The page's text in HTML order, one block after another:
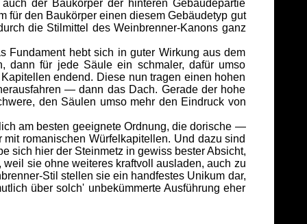
der Baukörper der hinteren Gebäudepartie
für den Baukörper einen diesem Gebäudetyp gut
die Stilmittel des Weinbrenner-Kanons ganz
hebt sich in guter Wirkung aus dem
dann für jede Säule ein schmaler, dafür umso
endend. Diese nun tragen einen hohen
— dann das Dach. Gerade der hohe
den Säulen umso mehr den Eindruck von
am besten geeignete Ordnung, die dorische —
romanischen Würfelkapitellen. Und dazu sind
sich hier der Steinmetz in gewiss bester Absicht,
sie ohne weiteres kraftvoll ausladen, auch zu
Stil stellen sie ein handfestes Unikum dar,
über solch' unbekümmerte Ausführung eher